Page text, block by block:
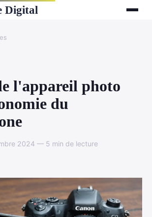
Digital
l'appareil photo
du
2024 — 5 min de lecture